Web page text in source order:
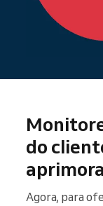
do
Agora, para